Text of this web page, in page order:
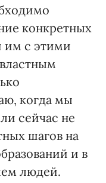
конкретных
им с этими
когда мы
сейчас не
шагов на
и в
людей.